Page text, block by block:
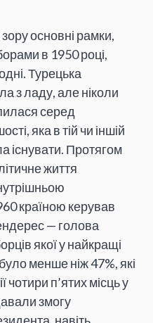
зору основні рамки,
в 1950 році,
Турецька
з ладу, але ніколи
серед
яка в тій чи іншій
існувати. Протягом
життя
країною керував
— голова
якої у найкращі
менше ніж 47%, які
чотири п’ятих місць у
змогу